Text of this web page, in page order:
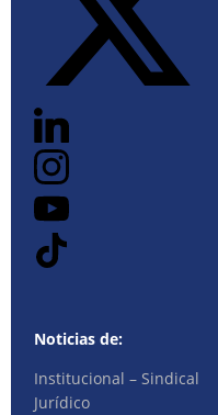
Noticias de:
Institucional – Sindical
Jurídico